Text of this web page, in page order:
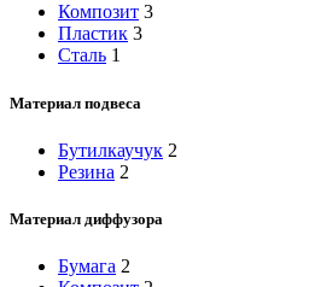
Композит 3
Пластик 3
Сталь 1
Материал подвеса
Бутилкаучук 2
Резина 2
Материал диффузора
Бумага 2